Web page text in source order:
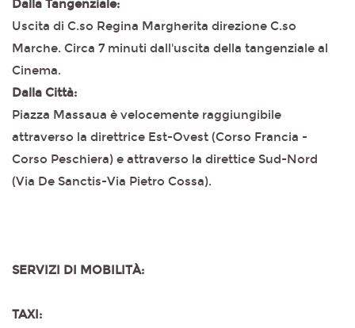
Dalla Tangenziale:
Uscita di C.so Regina Margherita direzione C.so
Marche. Circa 7 minuti dall'uscita della tangenziale al
Cinema.
Dalla Città:
Piazza Massaua è velocemente raggiungibile
attraverso la direttrice Est-Ovest (Corso Francia -
Corso Peschiera) e attraverso la direttice Sud-Nord
(Via De Sanctis-Via Pietro Cossa).
SERVIZI DI MOBILITÀ:
TAXI: